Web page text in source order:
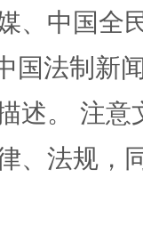
、中国全
国法制新
述。 注
、法规，